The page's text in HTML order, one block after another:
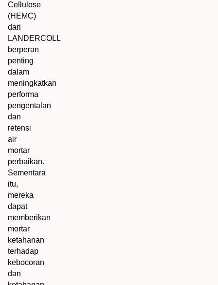
Cellulose
(HEMC)
dari
LANDERCOLL
berperan
penting
dalam
meningkatkan
performa
pengentalan
dan
retensi
air
mortar
perbaikan.
Sementara
itu,
mereka
dapat
memberikan
mortar
ketahanan
terhadap
kebocoran
dan